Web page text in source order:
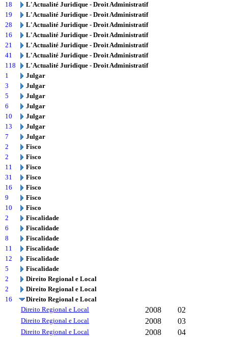
18
L'Actualité Juridique - Droit Administratif
19
L'Actualité Juridique - Droit Administratif
28
L'Actualité Juridique - Droit Administratif
16
L'Actualité Juridique - Droit Administratif
21
L'Actualité Juridique - Droit Administratif
41
L'Actualité Juridique - Droit Administratif
118
L'Actualité Juridique - Droit Administratif
1
Julgar
3
Julgar
5
Julgar
6
Julgar
10
Julgar
13
Julgar
7
Julgar
2
Fisco
2
Fisco
11
Fisco
31
Fisco
16
Fisco
9
Fisco
10
Fisco
2
Fiscalidade
6
Fiscalidade
8
Fiscalidade
11
Fiscalidade
12
Fiscalidade
5
Fiscalidade
2
Direito Regional e Local
2
Direito Regional e Local
16
Direito Regional e Local
Direito Regional e Local
2008 02
Direito Regional e Local 2008 03
Direito Regional e Local 2008 04